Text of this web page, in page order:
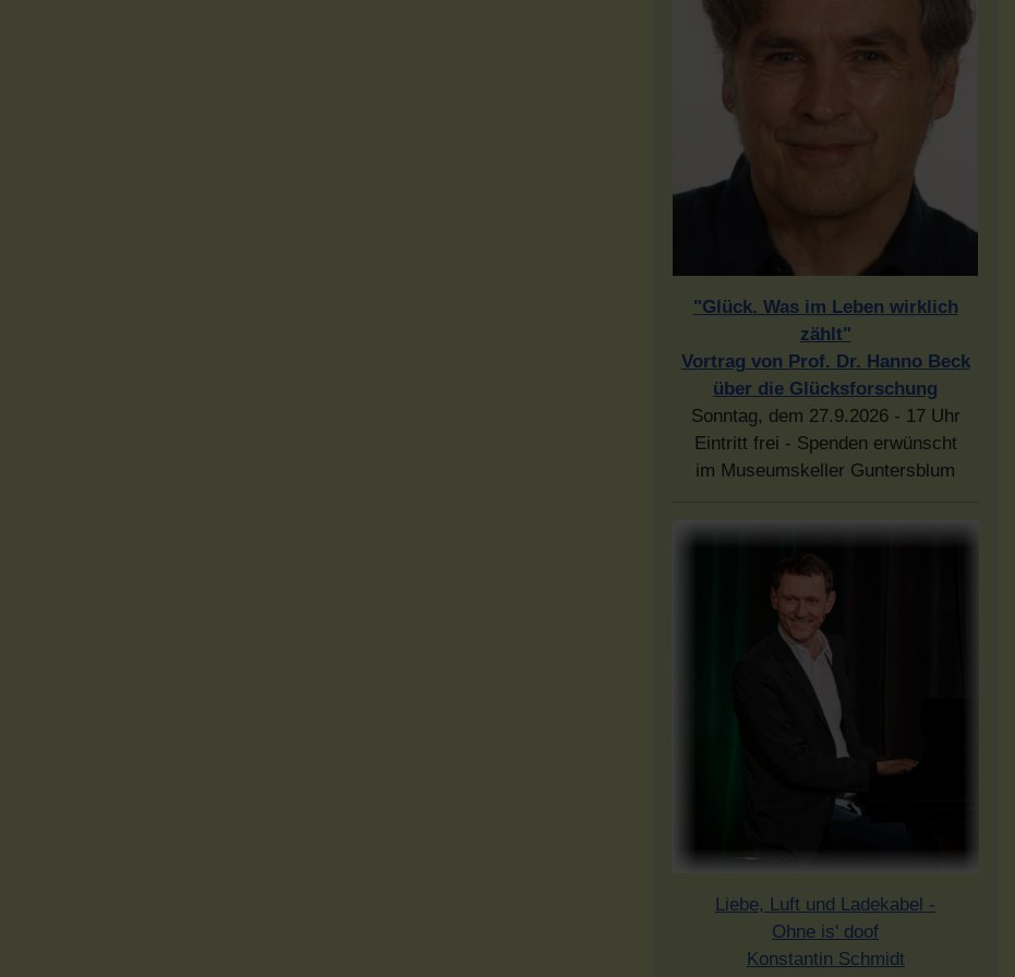
"Glück. Was im Leben wirklich
zählt"
Vortrag von Prof. Dr. Hanno Beck
über die Glücksforschung
Sonntag, dem 27.9.2026 - 17 Uhr
Eintritt frei - Spenden erwünscht
im Museumskeller Guntersblum
Liebe, Luft und Ladekabel -
Ohne is' doof
Konstantin Schmidt